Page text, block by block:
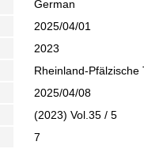
German
2025/04/01
2023
Rheinland-
2025/04/08
(2023) Vol.35 / 5
7